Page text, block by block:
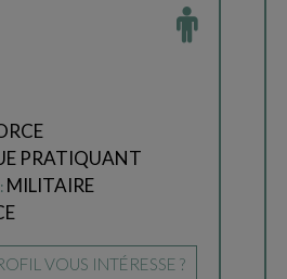
PRATIQUANT
MILITAIRE
VOUS INTÉRESSE ?